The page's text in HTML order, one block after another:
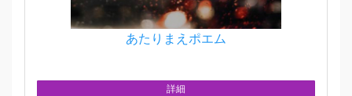
あたりまえポエム
詳細